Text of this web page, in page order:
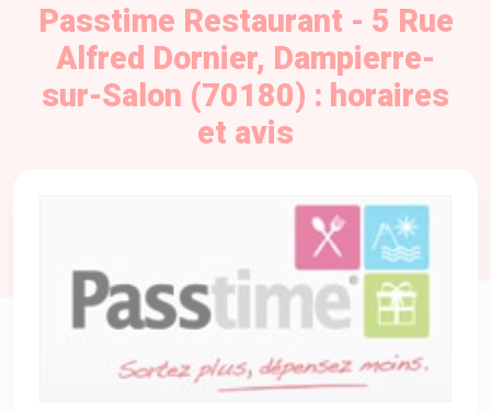
ENTREPRISE
CATALOGUES
Passtime Restaurant - 5 Rue
Alfred Dornier, Dampierre-
sur-Salon (70180) : horaires
et avis